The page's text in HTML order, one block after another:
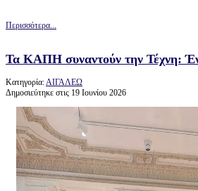
Περισσότερα...
Τα ΚΑΠΗ συναντούν την Τέχνη:
Κατηγορία:ΑΙΓΑΛΕΩ
Δημοσιεύτηκε στις 19 Ιουνίου 2026